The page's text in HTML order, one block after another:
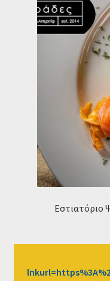
Εστιατόριο